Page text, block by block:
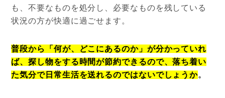
も、不要なものを処分し、必要なものを残している
状況の方が快適に過ごせます。
普段から「何が、どこにあるのか」が分かっていれ
ば、探し物をする時間が節約できるので、落ち着い
た気分で日常生活を送れるのではないでしょうか。